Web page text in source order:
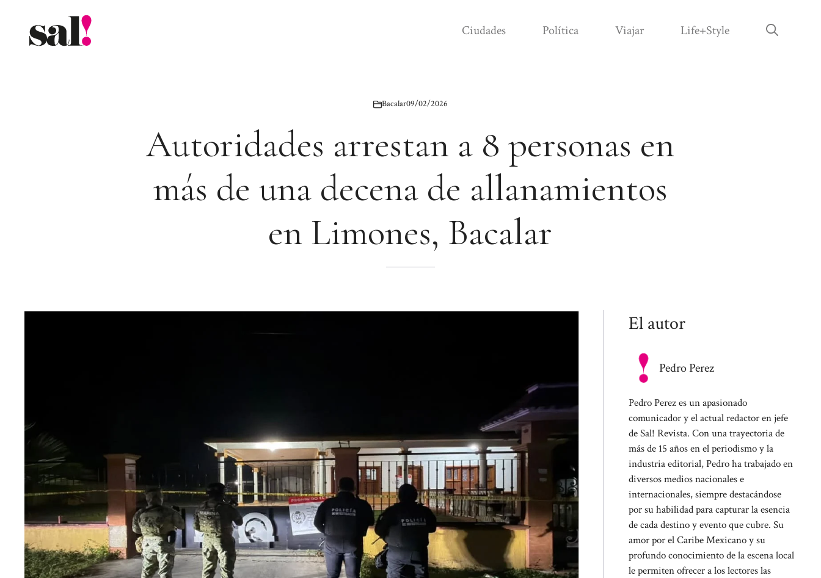
contenido
Ciudades Política Viajar Life+Style
Bacalar09/02/2026
Autoridades arrestan a 8 personas en
más de una decena de allanamientos
en Limones, Bacalar
El autor
Pedro Perez
Pedro Perez es un apasionado
comunicador y el actual redactor en jefe
de Sal! Revista. Con una trayectoria de
más de 15 años en el periodismo y la
industria editorial, Pedro ha trabajado en
diversos medios nacionales e
internacionales, siempre destacándose
por su habilidad para capturar la esencia
de cada destino y evento que cubre. Su
amor por el Caribe Mexicano y su
profundo conocimiento de la escena local
le permiten ofrecer a los lectores las